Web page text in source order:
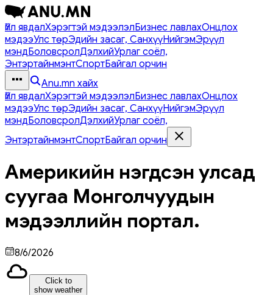
Үйл явдалХэрэгтэй мэдээлэлБизнес лавлахОнцлох
мэдээУлс төрЭдийн засаг, СанхүүНийгэмЭрүүл
мэндБоловсролДэлхийУрлаг соёл,
ЭнтэртайнмэнтСпортБайгал орчин
Anu.mn хайх
Үйл явдалХэрэгтэй мэдээлэлБизнес лавлахОнцлох
мэдээУлс төрЭдийн засаг, СанхүүНийгэмЭрүүл
мэндБоловсролДэлхийУрлаг соёл,
ЭнтэртайнмэнтСпортБайгал орчин
Америкийн нэгдсэн улсад
суугаа Монголчуудын
мэдээллийн портал.
8/6/2026
Click to
show weather